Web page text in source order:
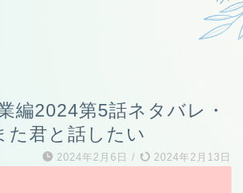
編2024第5話ネタバレ・
た君と話したい
2024年2月6日 / 2024年2月13日